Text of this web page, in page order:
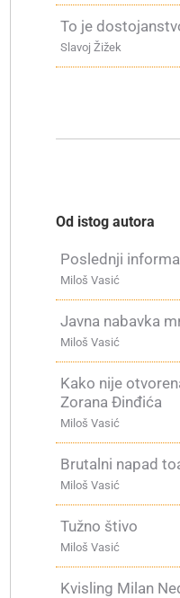
To je
Slavoj Žižek
Od istog autora
Poslednji
Miloš Vasić
Javna nabavka
Miloš Vasić
Kako nije
Zorana Đinđića
Miloš Vasić
Brutalni napad
Miloš Vasić
Tužno štivo
Miloš Vasić
Kvisling Milan